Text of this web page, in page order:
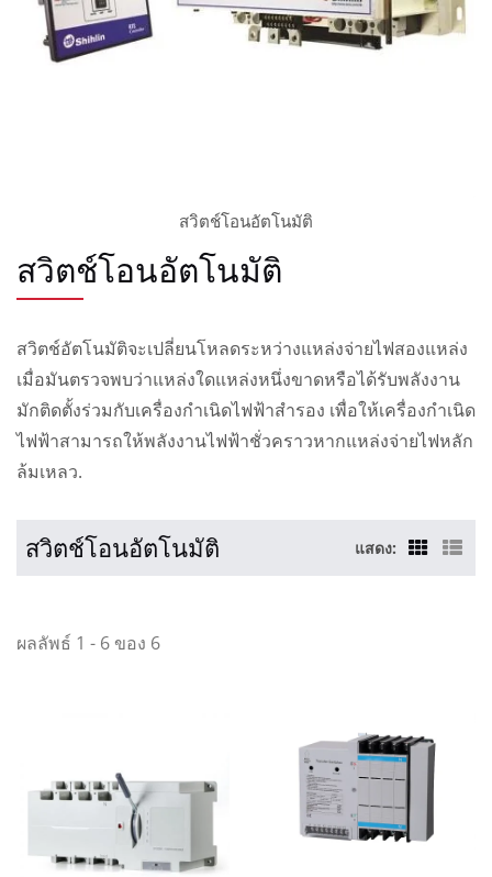
สวิตช์โอนอัตโนมัติ
สวิตช์โอนอัตโนมัติ
สวิตช์อัตโนมัติจะเปลี่ยนโหลดระหว่างแหล่งจ่ายไฟสองแหล่ง
เมื่อมันตรวจพบว่าแหล่งใดแหล่งหนึ่งขาดหรือได้รับพลังงาน
มักติดตั้งร่วมกับเครื่องกำเนิดไฟฟ้าสำรอง เพื่อให้เครื่องกำเนิด
ไฟฟ้าสามารถให้พลังงานไฟฟ้าชั่วคราวหากแหล่งจ่ายไฟหลัก
ล้มเหลว.
สวิตช์โอนอัตโนมัติ แสดง:
ผลลัพธ์ 1 - 6 ของ 6